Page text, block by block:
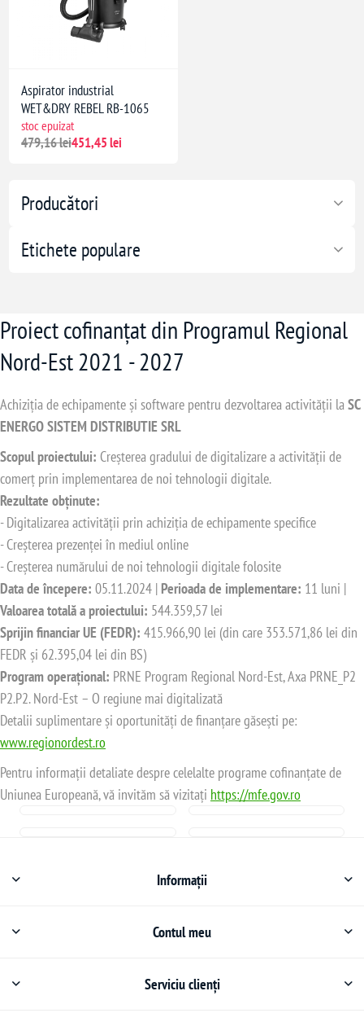
Producători
Etichete populare
Aspirator industrial
WET&DRY REBEL RB-1065
stoc epuizat
479,16 lei451,45 lei
Proiect cofinanțat din Programul Regional
Nord-Est 2021 - 2027
Achiziția de echipamente și software pentru dezvoltarea activității laSC
ENERGO SISTEM DISTRIBUTIE SRL
Scopul proiectului: Creșterea gradului de digitalizare a activității de
comerț prin implementarea de noi tehnologii digitale.
Rezultate obținute:
- Digitalizarea activității prin achiziția de echipamente specifice
- Creșterea prezenței în mediul online
- Creșterea numărului de noi tehnologii digitale folosite
Data de începere: 05.11.2024 | Perioada de implementare: 11 luni |
Valoarea totală a proiectului: 544.359,57 lei
Sprijin financiar UE (FEDR): 415.966,90 lei (din care 353.571,86 lei din
FEDR și 62.395,04 lei din BS)
Program operațional: PRNE Program Regional Nord-Est, Axa PRNE_P2
P2.P2. Nord-Est – O regiune mai digitalizată
Detalii suplimentare și oportunități de finanțare găsești pe:
www.regionordest.ro
Pentru informații detaliate despre celelalte programe cofinanțate de
Uniunea Europeană, vă invităm să vizitați https://mfe.gov.ro
Informații
Contul meu
Serviciu clienți